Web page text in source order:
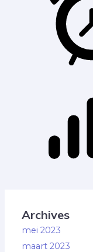
Archives
mei 2023
maart 2023